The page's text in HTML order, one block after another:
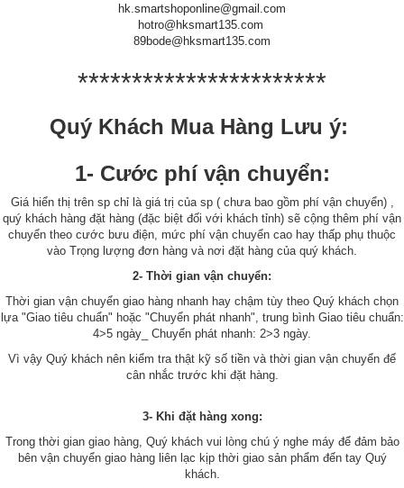
hk.smartshoponline@gmail.com
hotro@hksmart135.com
89bode@hksmart135.com
***********************
Quý Khách Mua Hàng Lưu ý:
1- Cước phí vận chuyển:
Giá hiển thị trên sp chỉ là giá trị của sp ( chưa bao gồm phí vận chuyển) ,
quý khách hàng đặt hàng (đặc biệt đối với khách tỉnh) sẽ cộng thêm phí vận
chuyển theo cước bưu điện, mức phí vận chuyển cao hay thấp phụ thuộc
vào Trọng lượng đơn hàng và nơi đặt hàng của quý khách.
2- Thời gian vận chuyển:
Thời gian vận chuyển giao hàng nhanh hay chậm tùy theo Quý khách chọn
lựa "Giao tiêu chuẩn" hoặc "Chuyển phát nhanh", trung bình Giao tiêu chuẩn:
4>5 ngày_ Chuyển phát nhanh: 2>3 ngày.
Vì vậy Quý khách nên kiểm tra thật kỹ số tiền và thời gian vận chuyển để
cân nhắc trước khi đặt hàng.
3- Khi đặt hàng xong:
Trong thời gian giao hàng, Quý khách vui lòng chú ý nghe máy để đảm bảo
bên vận chuyển giao hàng liên lạc kịp thời giao sản phẩm đến tay Quý
khách.